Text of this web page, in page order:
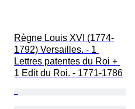
Règne Louis XVI (1774-
1792) Versailles. - 1
Lettres patentes du Roi +
1 Edit du Roi. - 1771-1786